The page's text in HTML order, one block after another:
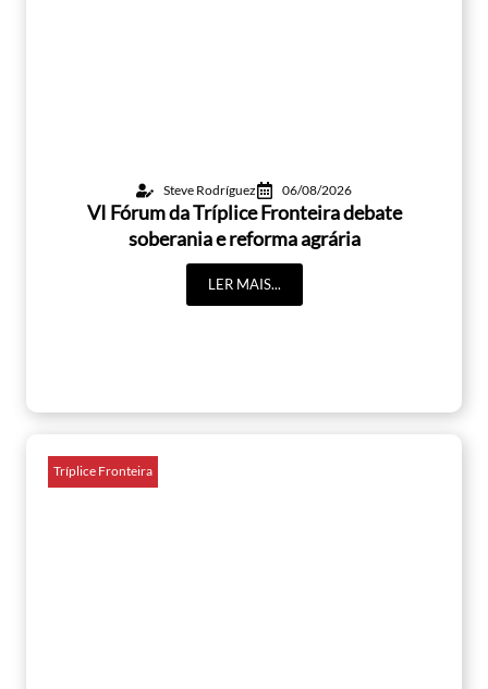
Steve Rodríguez 06/08/2026
VI Fórum da Tríplice Fronteira debate
soberania e reforma agrária
LER MAIS...
Tríplice Fronteira